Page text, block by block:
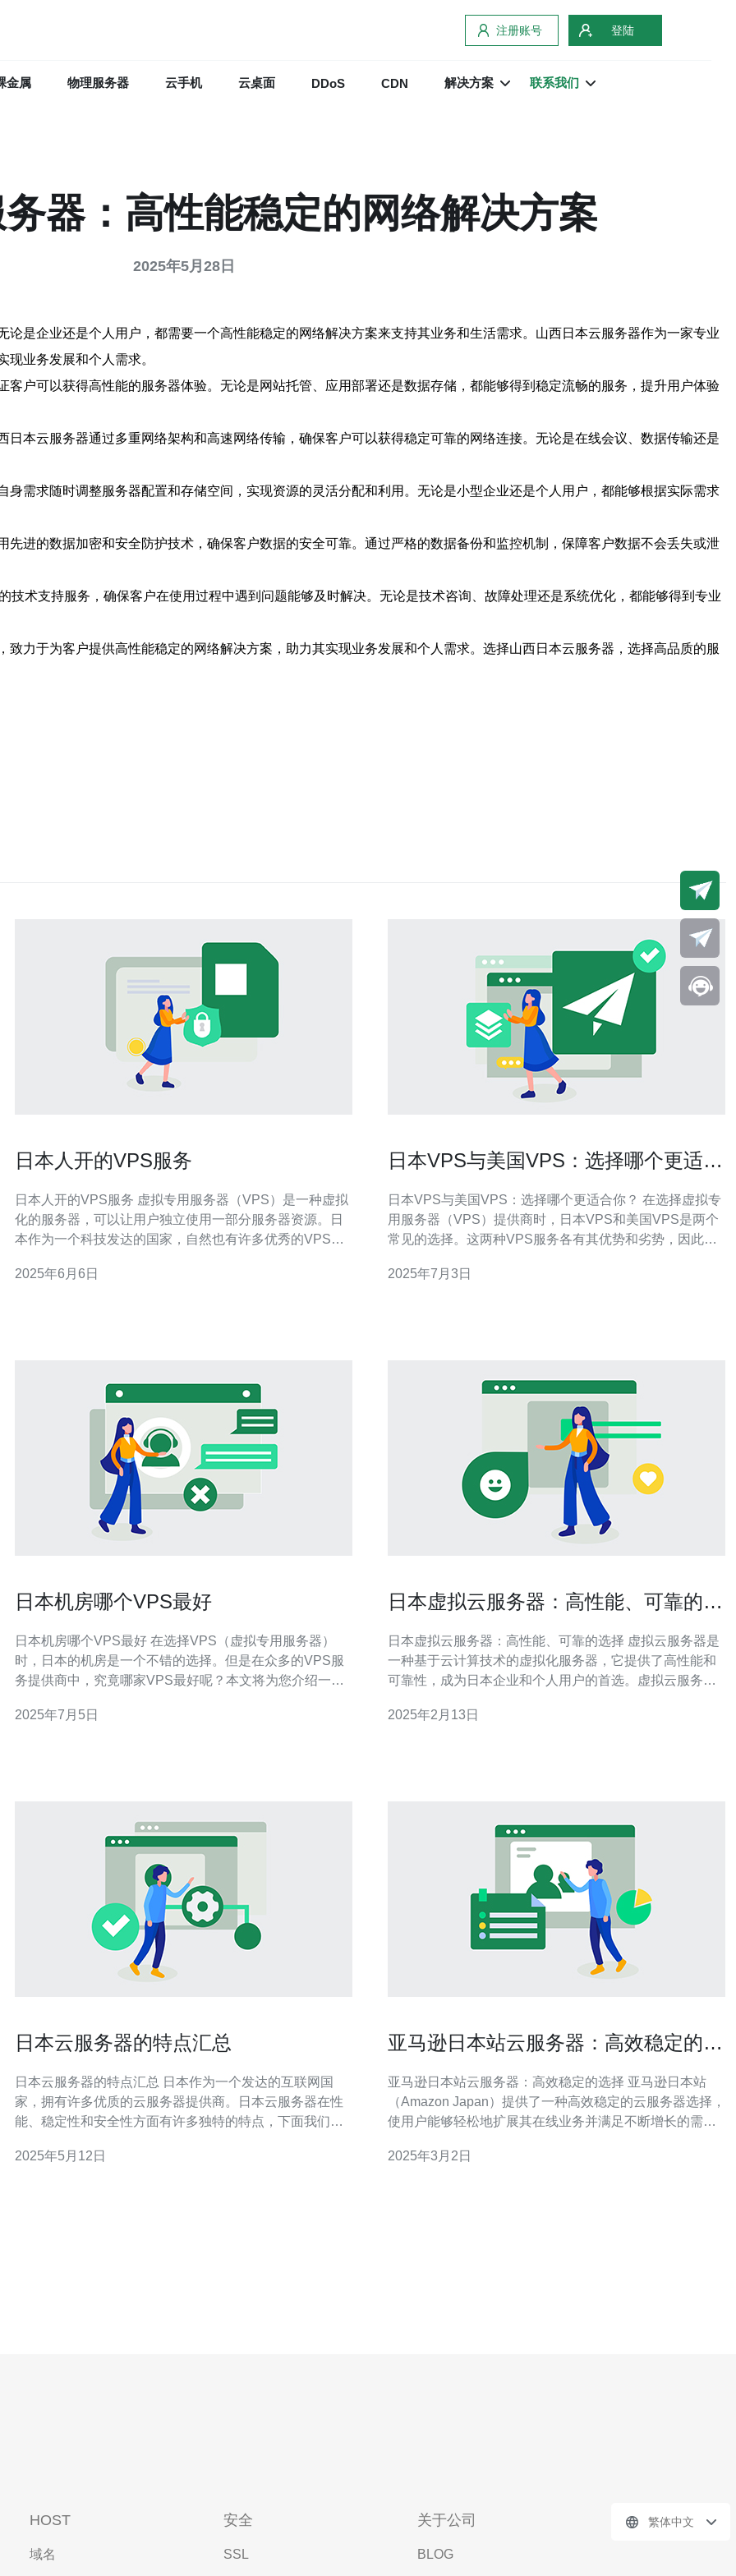
注册账号 登陆
金属 物理服务器 云手机 云桌面 DDoS CDN 解决方案 联系我们
器：高性能稳定的网络解决方案
2025年5月28日
是企业还是个人用户，都需要一个高性能稳定的网络解决方案来支持其业务和生活需求。山西日本云服务器作为一家专业
业务发展和个人需求。
户可以获得高性能的服务器体验。无论是网站托管、应用部署还是数据存储，都能够得到稳定流畅的服务，提升用户体验
本云服务器通过多重网络架构和高速网络传输，确保客户可以获得稳定可靠的网络连接。无论是在线会议、数据传输还是
需求随时调整服务器配置和存储空间，实现资源的灵活分配和利用。无论是小型企业还是个人用户，都能够根据实际需求
进的数据加密和安全防护技术，确保客户数据的安全可靠。通过严格的数据备份和监控机制，保障客户数据不会丢失或泄
技术支持服务，确保客户在使用过程中遇到问题能够及时解决。无论是技术咨询、故障处理还是系统优化，都能够得到专业
力于为客户提供高性能稳定的网络解决方案，助力其实现业务发展和个人需求。选择山西日本云服务器，选择高品质的服
日本人开的VPS服务
日本人开的VPS服务 虚拟专用服务器（VPS）是一种虚拟
化的服务器，可以让用户独立使用一部分服务器资源。日
本作为一个科技发达的国家，自然也有许多优秀的VPS服
本VPS服务商通常提供高性能的服务器和网络 稳定可靠：
2025年6月6日
日本VPS与美国VPS：选择哪个更适合
日本VPS与美国VPS：选择哪个更适合你？ 在选择虚拟专
用服务器（VPS）提供商时，日本VPS和美国VPS是两个
常见的选择。这两种VPS服务各有其优势和劣势，因此在
连接速度，特别是对于在亚洲地区的用户。此外，日本
2025年7月3日
日本机房哪个VPS最好
日本机房哪个VPS最好 在选择VPS（虚拟专用服务器）
时，日本的机房是一个不错的选择。但是在众多的VPS服
务提供商中，究竟哪家VPS最好呢？本文将为您介绍一些
择。 选择VPS首要考虑因素是服务器的速度和稳定性。速
2025年7月5日
日本虚拟云服务器：高性能、可靠的选
日本虚拟云服务器：高性能、可靠的选择 虚拟云服务器是
一种基于云计算技术的虚拟化服务器，它提供了高性能和
可靠性，成为日本企业和个人用户的首选。虚拟云服务器
的共享和灵活的扩展。日本作为亚洲最先进的科技大国之
2025年2月13日
日本云服务器的特点汇总
日本云服务器的特点汇总 日本作为一个发达的互联网国
家，拥有许多优质的云服务器提供商。日本云服务器在性
能、稳定性和安全性方面有许多独特的特点，下面我们来
高性能的CPU和内存，保证用户能够获得流畅的使用体
2025年5月12日
亚马逊日本站云服务器：高效稳定的选
亚马逊日本站云服务器：高效稳定的选择 亚马逊日本站
（Amazon Japan）提供了一种高效稳定的云服务器选择，
使用户能够轻松地扩展其在线业务并满足不断增长的需
势： 灵活性：用户可以根据自己的需求选择所需的计算能
2025年3月2日
HOST
域名
安全
SSL
关于公司
BLOG
繁体中文